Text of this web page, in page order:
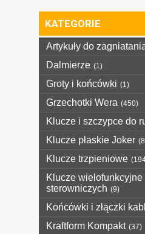
KATEGORIE
Artykuły do
Dalmierze (1)
Groty i końcówki (1)
Grzechotki Wera (450)
Klucze i szczypce do
Klucze płaskie Joker
Klucze trzpieniowe
Klucze wielofunkcyjne
sterowniczych (9)
Końcówki i złączki
Kraftform Kompakt (37)